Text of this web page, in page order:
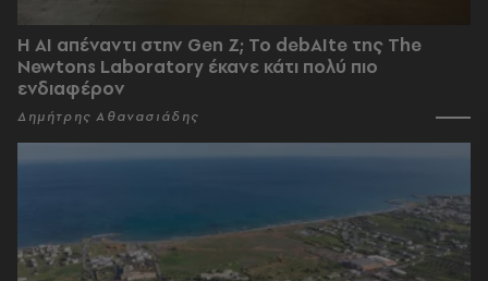
Η AI απέναντι στην Gen Z; Το debAIte της The
Newtons Laboratory έκανε κάτι πολύ πιο
ενδιαφέρον
Δημήτρης Αθανασιάδης